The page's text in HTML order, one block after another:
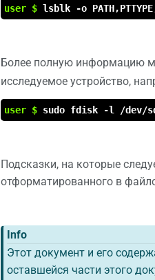
user $ lsblk -o
Более полную информацию
исследуемое устройство,
user $ sudo fdisk -l /dev/
Подсказки, на которые
отформатированного в
Info
Этот документ и его
оставшейся части этого